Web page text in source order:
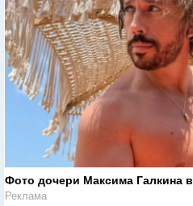
Фото дочери Максима Галкина
Реклама